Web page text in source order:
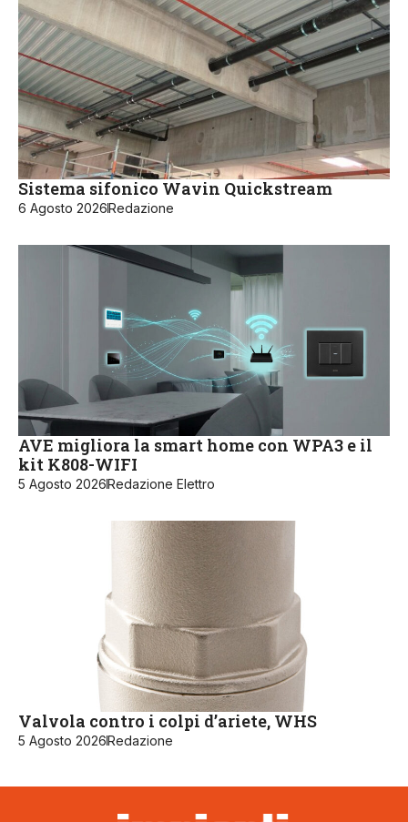
Sistema sifonico Wavin Quickstream
6 Agosto 2026Redazione
AVE migliora la smart home con WPA3 e il
kit K808-WIFI
5 Agosto 2026Redazione Elettro
Valvola contro i colpi d’ariete, WHS
5 Agosto 2026Redazione